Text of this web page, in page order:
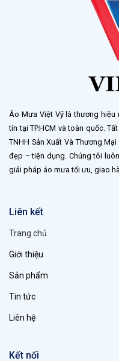
Áo Mưa Việt Vỹ là thương
tín tại TP.HCM và toàn quốc.
TNHH Sản Xuất Và Thương
đẹp – tiện dụng. Chúng tôi
giải pháp áo mưa tối ưu, giao
Liên kết
Trang chủ
Giới thiệu
Sản phẩm
Tin tức
Liên hệ
Kết nối